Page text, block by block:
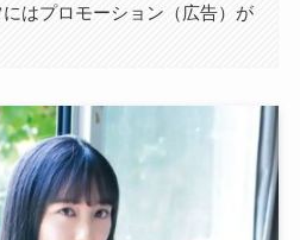
はプロモーション（広告）が